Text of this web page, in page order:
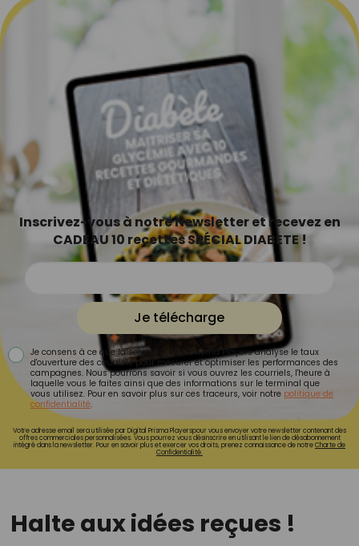
Inscrivez-vous à notre Newsletter et recevez en
CADEAU 10 recettes SPÉCIAL DIABETE !
Je télécharge
Je consens à ce que la société Digital Prisma Players analyse le taux
d'ouverture des courriels pour mesurer et optimiser les performances des
campagnes. Nous pourrons savoir si vous ouvrez les courriels, l'heure à
laquelle vous le faites ainsi que des informations sur le terminal que
vous utilisez. Pour en savoir plus sur ces traceurs, voir notre politique de
confidentialité.
Votre adresse email sera utilisée par Digital Prisma Playerspour vous envoyer votre newsletter contenant des
offres commerciales personnalisées. Vous pourrez vous désinscrire en utilisant le lien de désabonnement
intégré dans la newsletter. Pour en savoir plus et exercer vos droits, prenez connaissance de notreCharte de
Confidentialité.
Halte aux idées reçues !